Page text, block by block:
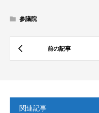
参議院
関連記事